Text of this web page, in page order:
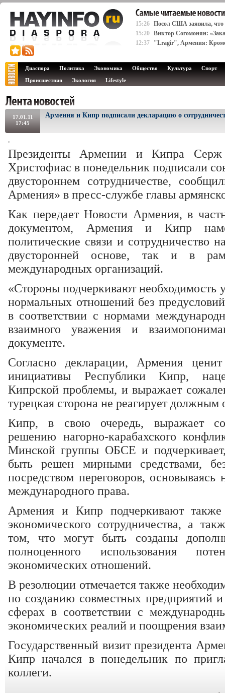
15:26 Посол США заявила, что
15:20 Виктор Согомонян:
12:37
"Lragir", Армения:
Диаспора Политика Экономика Общество Культура
Спорт
Происшествия
Экология Lifestyle
17.01.11
17:45
Армения и Кипр подписали декларацию о
Президенты Армении и Кипра
Христофиас в понедельник подписали
двустороннем сотрудничестве,
Армения» в пресс-службе главы
Как передает Новости Армения, в
документом, Армения и Кипр
политические связи и сотрудничество
двусторонней основе, так и в
международных организаций.
«Стороны подчеркивают необходимость
нормальных отношений без
в соответствии с нормами
взаимного уважения и
документе.
Согласно декларации, Армения
инициативы Республики Кипр,
Кипрской проблемы, и выражает
турецкая сторона не реагирует должным
Кипр, в свою очередь, выражает
решению нагорно-карабахского
Минской группы ОБСЕ и
быть решен мирными средствами,
посредством переговоров,
международного права.
Армения и Кипр подчеркивают также
экономического сотрудничества, а
том, что могут быть созданы
полноценного использования
экономических отношений.
В резолюции отмечается также
по созданию совместных предприятий
сферах в соответствии с
экономических реалий и поощрения
Государственный визит президента
Кипр начался в понедельник по
коллеги.